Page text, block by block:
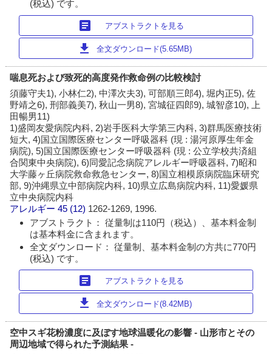
(税込) です。
article アブストラクトを見る
download 全文ダウンロード(5.65MB)
喘息死および致死的高度発作救命例の比較検討
須藤守夫1), 小林仁2), 中澤次夫3), 可部順三郎4), 堀内正5), 佐
野靖之6), 刑部義美7), 秋山一男8), 宮城征四郎9), 城智彦10), 上
田暢男11)
1)盛岡友愛病院内科, 2)岩手医科大学第三内科, 3)群馬医療技術
短大, 4)国立国際医療センター呼吸器科 (現 : 湯河原厚生年金
病院), 5)国立国際医療センター呼吸器科 (現 : 公立学校共済組
合関東中央病院), 6)同愛記念病院アレルギー呼吸器科, 7)昭和
大学藤ヶ丘病院救命救急センター, 8)国立相模原病院臨床研究
部, 9)沖縄県立中部病院内科, 10)県立広島病院内科, 11)愛媛県
立中央病院内科
アレルギー 45 (12) 1262-1269, 1996.
アブストラクト： 従量制は110円（税込）、基本料金制
は基本料金に含まれます。
全文ダウンロード： 従量制、基本料金制の方共に770円
(税込) です。
article アブストラクトを見る
download 全文ダウンロード(8.42MB)
空中スギ花粉濃度に及ぼす地球温暖化の影響 - 山形市とその
周辺地域で得られた予測結果 -